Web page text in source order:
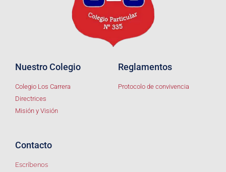
Nuestro Colegio
Colegio Los Carrera
Directrices
Misión y Visión
Reglamentos
Protocolo de convivencia
Contacto
Escríbenos